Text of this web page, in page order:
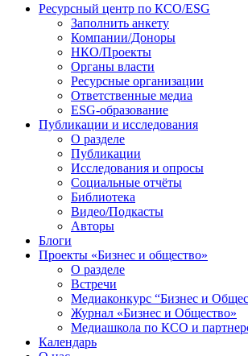
Перейти
содержимому
Ресурсный центр по КСО/ESG
Заполнить анкету
Компании/Доноры
НКО/Проекты
Органы власти
Ресурсные организации
Ответственные медиа
ESG-образование
Публикации и исследования
О разделе
Публикации
Исследования и опросы
Социальные отчёты
Библиотека
Видео/Подкасты
Авторы
Блоги
Проекты «Бизнес и общество»
О разделе
Встречи
Медиаконкурс “Бизнес и
Журнал «Бизнес и Общество»
Медиашкола по КСО и
Календарь